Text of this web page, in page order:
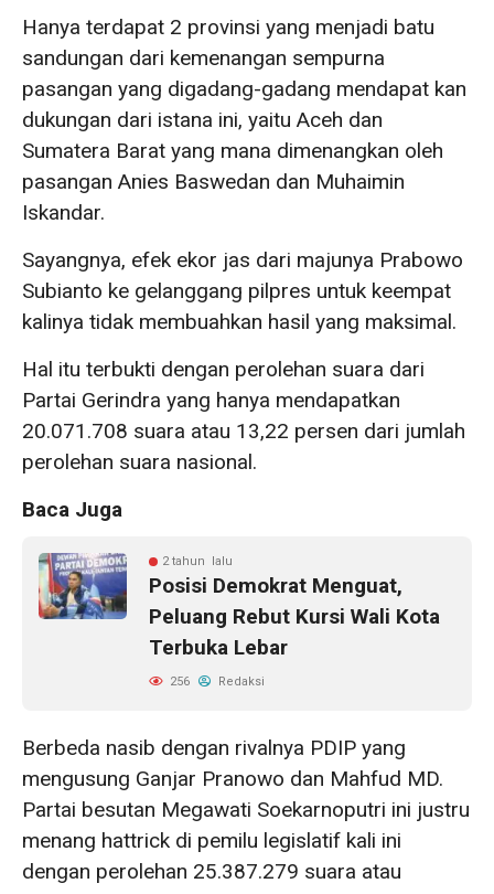
Hanya terdapat 2 provinsi yang menjadi batu
sandungan dari kemenangan sempurna
pasangan yang digadang-gadang mendapat kan
dukungan dari istana ini, yaitu Aceh dan
Sumatera Barat yang mana dimenangkan oleh
pasangan Anies Baswedan dan Muhaimin
Iskandar.
Sayangnya, efek ekor jas dari majunya Prabowo
Subianto ke gelanggang pilpres untuk keempat
kalinya tidak membuahkan hasil yang maksimal.
Hal itu terbukti dengan perolehan suara dari
Partai Gerindra yang hanya mendapatkan
20.071.708 suara atau 13,22 persen dari jumlah
perolehan suara nasional.
Baca Juga
2 tahun lalu
Posisi Demokrat Menguat,
Peluang Rebut Kursi Wali Kota
Terbuka Lebar
256 Redaksi
Berbeda nasib dengan rivalnya PDIP yang
mengusung Ganjar Pranowo dan Mahfud MD.
Partai besutan Megawati Soekarnoputri ini justru
menang hattrick di pemilu legislatif kali ini
dengan perolehan 25.387.279 suara atau